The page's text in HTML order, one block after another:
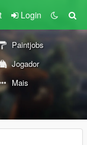
Login
Paintjobs
Jogador
Mais